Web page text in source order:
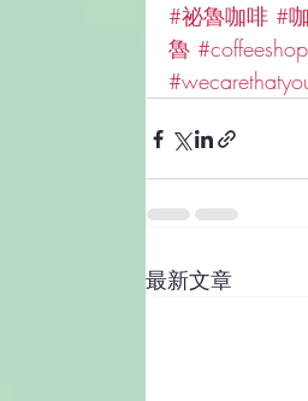
#祕魯咖啡 #
魯 #coffeeshop
最新文章